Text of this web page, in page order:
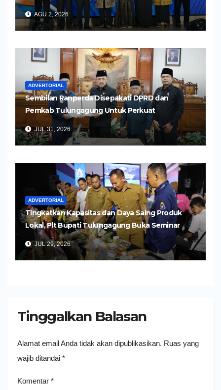
Pelayanan Kesehatan yang Humanis
AGU 2, 2026
ADVERTORIAL
Sembilan Ranperda Disepakati DPRD dan
Pemkab Tulungagung Untuk Perkuat
Pembangunan Daerah
JUL 31, 2026
ADVERTORIAL
Tingkatkan Kapasitas dan Daya Saing Produk
Lokal, Plt Bupati Tulungagung Buka Seminar
Impor dan Ekspor Produk UMKM
JUL 29, 2026
Tinggalkan Balasan
Alamat email Anda tidak akan dipublikasikan. Ruas yang
wajib ditandai *
Komentar *